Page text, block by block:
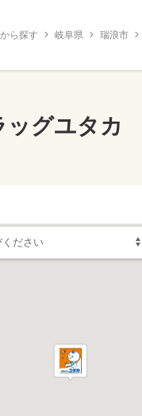
ら探す 岐阜県 瑞浪市
ッグユタカ
ください